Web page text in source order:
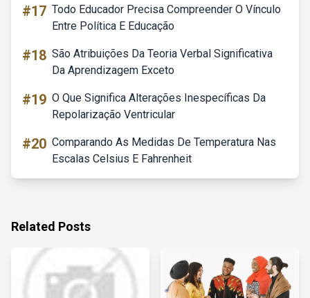
#17 Todo Educador Precisa Compreender O Vínculo
Entre Política E Educação
#18 São Atribuições Da Teoria Verbal Significativa
Da Aprendizagem Exceto
#19 O Que Significa Alterações Inespecíficas Da
Repolarização Ventricular
#20 Comparando As Medidas De Temperatura Nas
Escalas Celsius E Fahrenheit
Related Posts